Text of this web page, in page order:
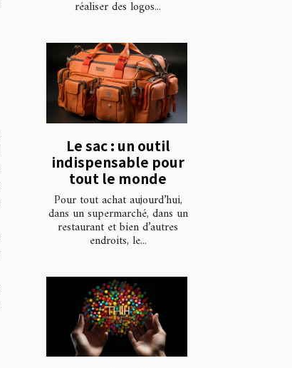
réaliser des logos...
Le sac : un outil
indispensable pour
tout le monde
Pour tout achat aujourd’hui,
dans un supermarché, dans un
restaurant et bien d’autres
endroits, le...